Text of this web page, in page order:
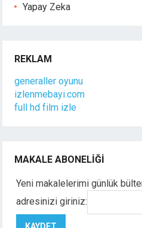
Yapay Zeka
REKLAM
generaller oyunu
izlenmebayi.com
full hd film izle
MAKALE ABONELIĞI
Yeni makalelerimi günlük
adresinizi giriniz: